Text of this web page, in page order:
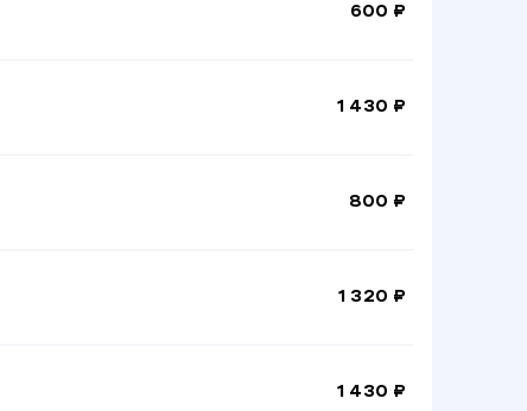
600 ₽
1 430 ₽
800 ₽
1 320 ₽
1 430 ₽